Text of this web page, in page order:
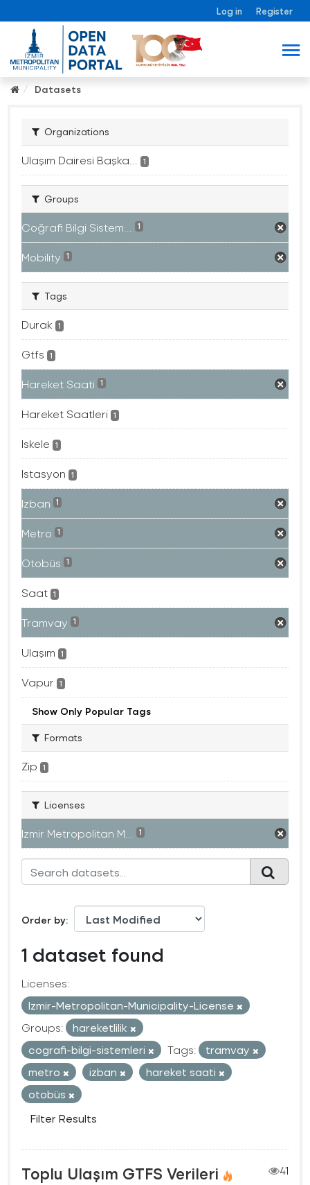
Log in Register
Datasets
Organizations
Ulaşım Dairesi Başka... 1
Groups
Coğrafi Bilgi Sistem... 1
Mobility 1
Tags
Durak 1
Gtfs 1
Hareket Saati 1
Hareket Saatleri 1
Iskele 1
Istasyon 1
Izban 1
Metro 1
Otobüs 1
Saat 1
Tramvay 1
Ulaşım 1
Vapur 1
Show Only Popular Tags
Formats
Zip 1
Licenses
Izmir Metropolitan M... 1
Order by
1 dataset found
Licenses:
Izmir-Metropolitan-Municipality-License
Groups:
hareketlilik
cografi-bilgi-sistemleri
Tags:
tramvay
metro
izban
hareket saati
otobüs
Filter Results
Toplu Ulaşım GTFS Verileri
41